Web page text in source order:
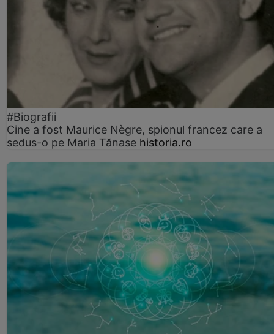
#Biografii
Cine a fost Maurice Nègre, spionul francez care a
sedus-o pe Maria Tănase historia.ro